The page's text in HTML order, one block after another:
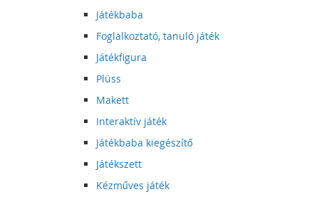
Játékbaba
Foglalkoztató, tanuló játék
Játékfigura
Plüss
Makett
Interaktív játék
Játékbaba kiegészítő
Játékszett
Kézműves játék